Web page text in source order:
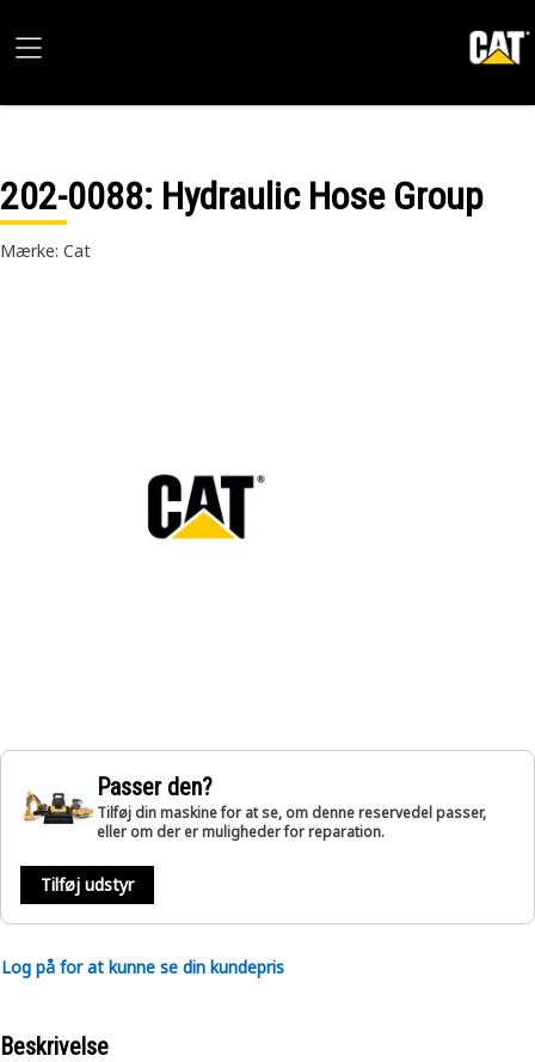
202-0088: Hydraulic Hose Group
Mærke: Cat
Passer den?
Tilføj din maskine for at se, om denne reservedel passer,
eller om der er muligheder for reparation.
Tilføj udstyr
Log på for at kunne se din kundepris
Beskrivelse